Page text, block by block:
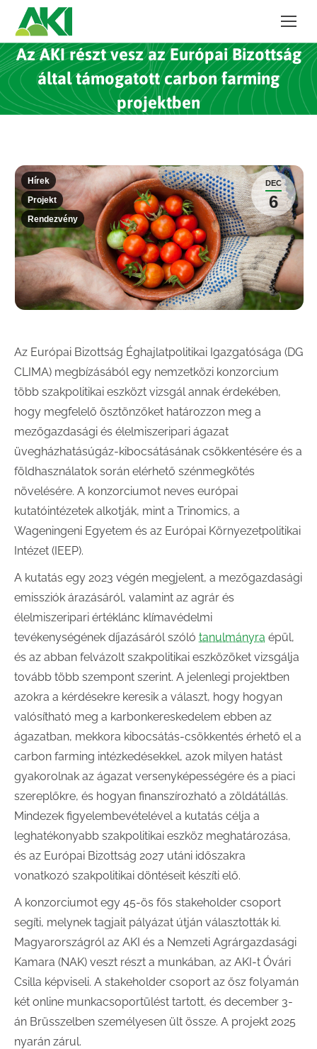
Az AKI részt vesz az Európai Bizottság
által támogatott carbon farming
projektben
DEC
6
Hírek
Projekt
Rendezvény
Az Európai Bizottság Éghajlatpolitikai Igazgatósága (DG
CLIMA) megbízásából egy nemzetközi konzorcium
több szakpolitikai eszközt vizsgál annak érdekében,
hogy megfelelő ösztönzőket határozzon meg a
mezőgazdasági és élelmiszeripari ágazat
üvegházhatásúgáz-kibocsátásának csökkentésére és a
földhasználatok során elérhető szénmegkötés
növelésére. A konzorciumot neves európai
kutatóintézetek alkotják, mint a Trinomics, a
Wageningeni Egyetem és az Európai Környezetpolitikai
Intézet (IEEP).
A kutatás egy 2023 végén megjelent, a mezőgazdasági
emissziók árazásáról, valamint az agrár és
élelmiszeripari értéklánc klímavédelmi
tevékenységének díjazásáról szóló tanulmányra épül,
és az abban felvázolt szakpolitikai eszközöket vizsgálja
tovább több szempont szerint. A jelenlegi projektben
azokra a kérdésekre keresik a választ, hogy hogyan
valósítható meg a karbonkereskedelem ebben az
ágazatban, mekkora kibocsátás-csökkentés érhető el a
carbon farming intézkedésekkel, azok milyen hatást
gyakorolnak az ágazat versenyképességére és a piaci
szereplőkre, és hogyan finanszírozható a zöldátállás.
Mindezek figyelembevételével a kutatás célja a
leghatékonyabb szakpolitikai eszköz meghatározása,
és az Európai Bizottság 2027 utáni időszakra
vonatkozó szakpolitikai döntéseit készíti elő.
A konzorciumot egy 45-ös fős stakeholder csoport
segíti, melynek tagjait pályázat útján választották ki.
Magyarországról az AKI és a Nemzeti Agrárgazdasági
Kamara (NAK) veszt részt a munkában, az AKI-t Óvári
Csilla képviseli. A stakeholder csoport az ősz folyamán
két online munkacsoportülést tartott, és december 3-
án Brüsszelben személyesen ült össze. A projekt 2025
nyarán zárul.